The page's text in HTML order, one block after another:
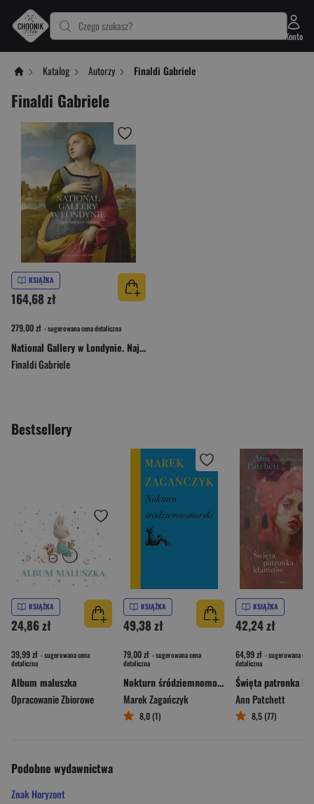
Czego szukasz?
Konto
Katalog Autorzy Finaldi Gabriele
Finaldi Gabriele
KSIĄŻKA
164,68 zł
279,00 zł - sugerowana cena detaliczna
National Gallery w Londynie. Najpiękniejsze obrazy
Finaldi Gabriele
Bestsellery
KSIĄŻKA
24,86 zł
39,99 zł - sugerowana cena
detaliczna
Album maluszka
Opracowanie Zbiorowe
KSIĄŻKA
49,38 zł
79,00 zł - sugerowana cena
detaliczna
Nokturn śródziemnomorski
Marek Zagańczyk
8,0 (1)
KSIĄŻKA
42,24 zł
64,99 zł - sugerowana cena
detaliczna
Ann Patchett
8,5 (77)
Podobne wydawnictwa
Znak Horyzont